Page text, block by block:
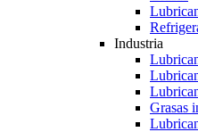
Industria
Grasas